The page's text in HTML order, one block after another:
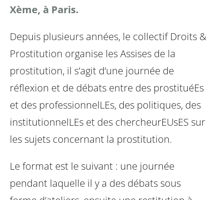
Xème, à Paris.
Depuis plusieurs années, le collectif Droits &
Prostitution organise les Assises de la
prostitution, il s’agit d’une journée de
réflexion et de débats entre des prostituéEs
et des professionnelLEs, des politiques, des
institutionnelLEs et des chercheurEUsES sur
les sujets concernant la prostitution.
Le format est le suivant : une journée
pendant laquelle il y a des débats sous